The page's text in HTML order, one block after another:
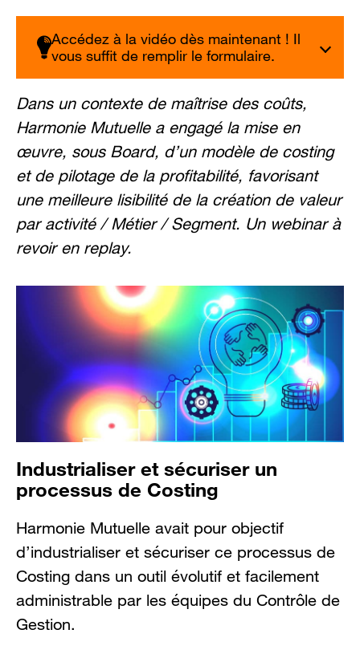
Accédez à la vidéo dès maintenant ! Il
vous suffit de remplir le formulaire.
Dans un contexte de maîtrise des coûts,
Harmonie Mutuelle a engagé la mise en
œuvre, sous Board, d’un modèle de costing
et de pilotage de la profitabilité, favorisant
une meilleure lisibilité de la création de valeur
par activité / Métier / Segment. Un webinar à
revoir en replay.
Industrialiser et sécuriser un
processus de Costing
Harmonie Mutuelle avait pour objectif
d’industrialiser et sécuriser ce processus de
Costing dans un outil évolutif et facilement
administrable par les équipes du Contrôle de
Gestion.